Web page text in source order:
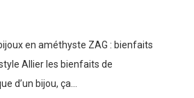
en améthyste ZAG : bienfaits
Allier les bienfaits de
d’un bijou, ça…